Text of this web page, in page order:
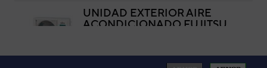
UNIDAD EXTERIOR AIRE
ACONDICIONADO FUJITSU
Código:3NGF87042-Ref. fabricante: